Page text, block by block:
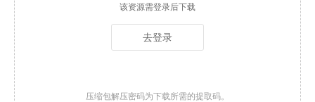
该资源需登录后下载
去登录
压缩包解压密码为下载所需的提取码。